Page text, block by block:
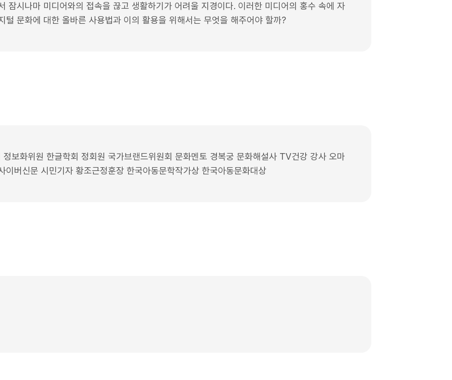
잠시나마 미디어와의 접속을 끊고 생활하기가 어려울 지경이다. 이러한 미디어의 홍수 속에 자
털 문화에 대한 올바른 사용법과 이의 활용을 위해서는 무엇을 해주어야 할까?
보화위원 한글학회 정회원 국가브랜드위원회 문화멘토 경복궁 문화해설사 TV건강 강사 오마
이버신문 시민기자 황조근정훈장 한국아동문학작가상 한국아동문화대상